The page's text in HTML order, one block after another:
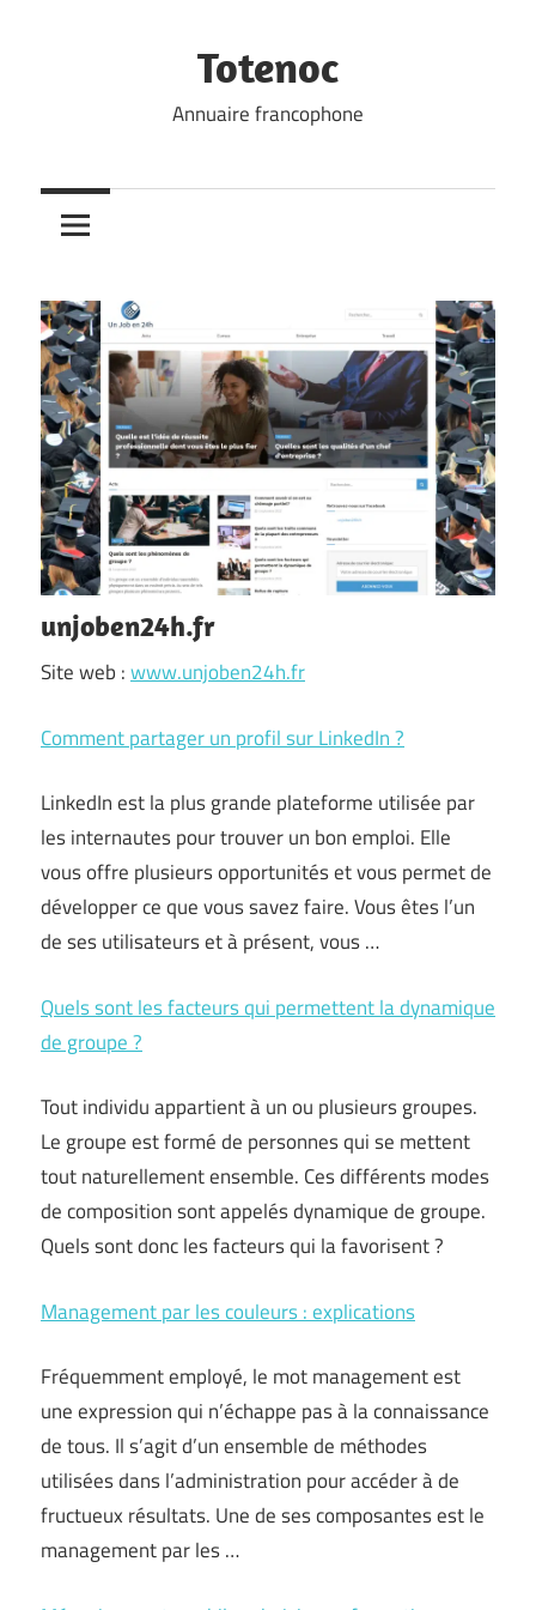
Totenoc
Annuaire francophone
unjoben24h.fr
Site web :www.unjoben24h.fr
Comment partager un profil sur LinkedIn ?
LinkedIn est la plus grande plateforme utilisée par
les internautes pour trouver un bon emploi. Elle
vous offre plusieurs opportunités et vous permet de
développer ce que vous savez faire. Vous êtes l’un
de ses utilisateurs et à présent, vous …
Quels sont les facteurs qui permettent la dynamique
de groupe ?
Tout individu appartient à un ou plusieurs groupes.
Le groupe est formé de personnes qui se mettent
tout naturellement ensemble. Ces différents modes
de composition sont appelés dynamique de groupe.
Quels sont donc les facteurs qui la favorisent ?
Management par les couleurs : explications
Fréquemment employé, le mot management est
une expression qui n’échappe pas à la connaissance
de tous. Il s’agit d’un ensemble de méthodes
utilisées dans l’administration pour accéder à de
fructueux résultats. Une de ses composantes est le
management par les …